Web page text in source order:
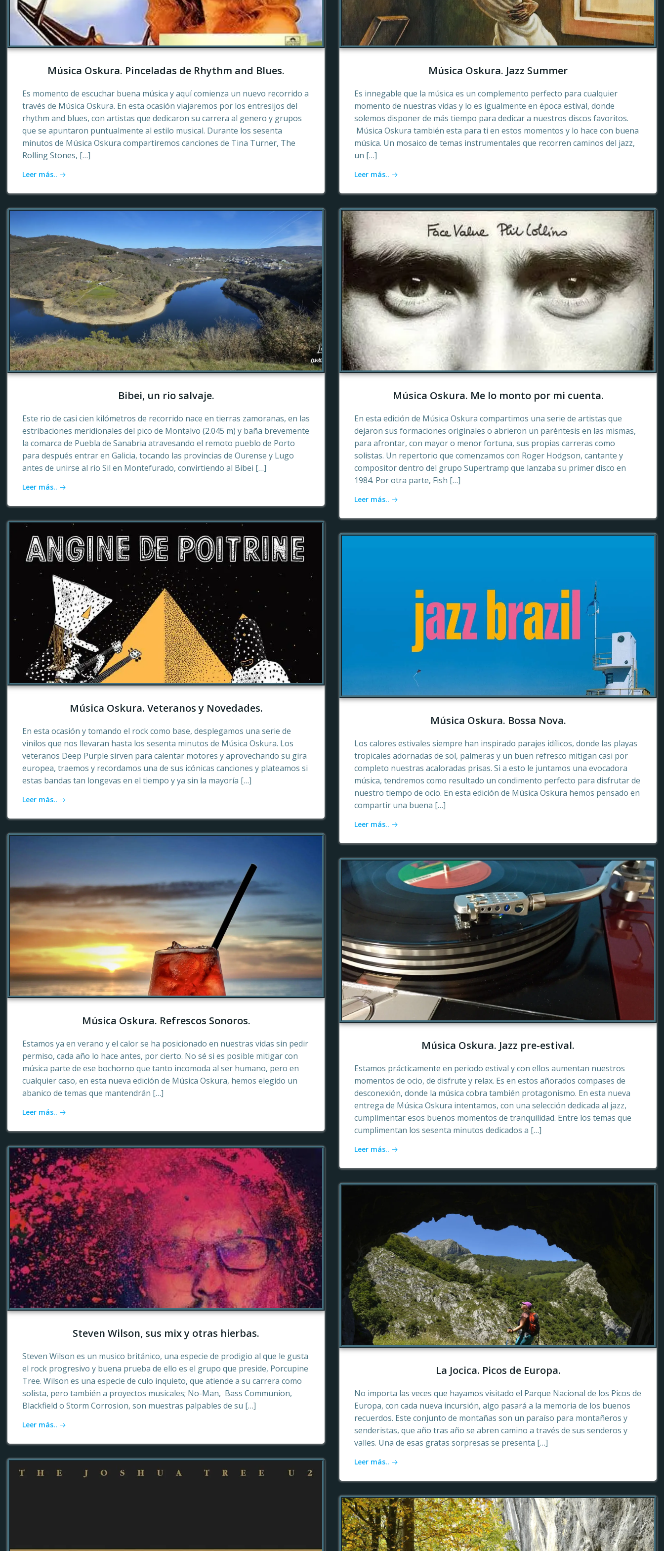
Música Oskura. Pinceladas de Rhythm and Blues.
Es momento de escuchar buena música y aquí comienza un nuevo recorrido a
través de Música Oskura. En esta ocasión viajaremos por los entresijos del
rhythm and blues, con artistas que dedicaron su carrera al genero y grupos
que se apuntaron puntualmente al estilo musical. Durante los sesenta
minutos de Música Oskura compartiremos canciones de Tina Turner, The
Rolling Stones, […]
Leer más..
Música Oskura. Jazz Summer
Es innegable que la música es un complemento perfecto para cualquier
momento de nuestras vidas y lo es igualmente en época estival, donde
solemos disponer de más tiempo para dedicar a nuestros discos favoritos.
Música Oskura también esta para ti en estos momentos y lo hace con buena
música. Un mosaico de temas instrumentales que recorren caminos del jazz,
un […]
Leer más..
Bibei, un rio salvaje.
Este rio de casi cien kilómetros de recorrido nace en tierras zamoranas, en las
estribaciones meridionales del pico de Montalvo (2.045 m) y baña brevemente
la comarca de Puebla de Sanabria atravesando el remoto pueblo de Porto
para después entrar en Galicia, tocando las provincias de Ourense y Lugo
antes de unirse al rio Sil en Montefurado, convirtiendo al Bibei […]
Leer más..
Música Oskura. Me lo monto por mi cuenta.
En esta edición de Música Oskura compartimos una serie de artistas que
dejaron sus formaciones originales o abrieron un paréntesis en las mismas,
para afrontar, con mayor o menor fortuna, sus propias carreras como
solistas. Un repertorio que comenzamos con Roger Hodgson, cantante y
compositor dentro del grupo Supertramp que lanzaba su primer disco en
1984. Por otra parte, Fish […]
Leer más..
Música Oskura. Veteranos y Novedades.
En esta ocasión y tomando el rock como base, desplegamos una serie de
vinilos que nos llevaran hasta los sesenta minutos de Música Oskura. Los
veteranos Deep Purple sirven para calentar motores y aprovechando su gira
europea, traemos y recordamos una de sus icónicas canciones y plateamos si
estas bandas tan longevas en el tiempo y ya sin la mayoría […]
Leer más..
Música Oskura. Bossa Nova.
Los calores estivales siempre han inspirado parajes idílicos, donde las playas
tropicales adornadas de sol, palmeras y un buen refresco mitigan casi por
completo nuestras acaloradas prisas. Si a esto le juntamos una evocadora
música, tendremos como resultado un condimento perfecto para disfrutar de
nuestro tiempo de ocio. En esta edición de Música Oskura hemos pensado en
compartir una buena […]
Leer más..
Música Oskura. Refrescos Sonoros.
Estamos ya en verano y el calor se ha posicionado en nuestras vidas sin pedir
permiso, cada año lo hace antes, por cierto. No sé si es posible mitigar con
música parte de ese bochorno que tanto incomoda al ser humano, pero en
cualquier caso, en esta nueva edición de Música Oskura, hemos elegido un
abanico de temas que mantendrán […]
Leer más..
Música Oskura. Jazz pre-estival.
Estamos prácticamente en periodo estival y con ellos aumentan nuestros
momentos de ocio, de disfrute y relax. Es en estos añorados compases de
desconexión, donde la música cobra también protagonismo. En esta nueva
entrega de Música Oskura intentamos, con una selección dedicada al jazz,
cumplimentar esos buenos momentos de tranquilidad. Entre los temas que
cumplimentan los sesenta minutos dedicados a […]
Leer más..
Steven Wilson, sus mix y otras hierbas.
Steven Wilson es un musico británico, una especie de prodigio al que le gusta
el rock progresivo y buena prueba de ello es el grupo que preside, Porcupine
Tree. Wilson es una especie de culo inquieto, que atiende a su carrera como
solista, pero también a proyectos musicales; No-Man, Bass Communion,
Blackfield o Storm Corrosion, son muestras palpables de su […]
Leer más..
La Jocica. Picos de Europa.
No importa las veces que hayamos visitado el Parque Nacional de los Picos de
Europa, con cada nueva incursión, algo pasará a la memoria de los buenos
recuerdos. Este conjunto de montañas son un paraíso para montañeros y
senderistas, que año tras año se abren camino a través de sus senderos y
valles. Una de esas gratas sorpresas se presenta […]
Leer más..